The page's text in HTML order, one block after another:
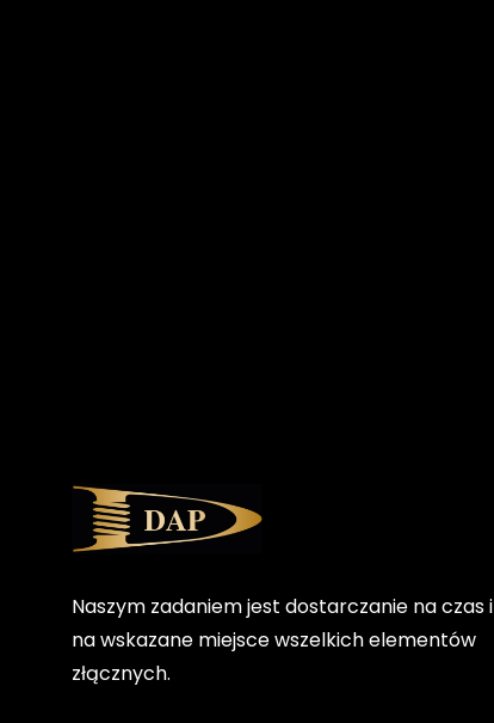
Naszym zadaniem jest dostarczanie na czas i
na wskazane miejsce wszelkich elementów
złącznych.